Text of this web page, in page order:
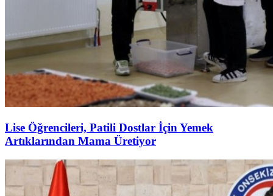
Lise Öğrencileri, Patili Dostlar İçin Yemek
Artıklarından Mama Üretiyor